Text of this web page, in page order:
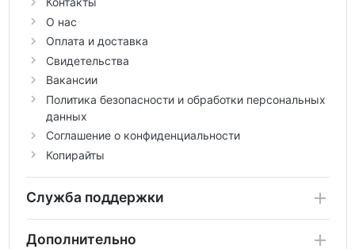
О нас
Оплата и доставка
Свидетельства
Вакансии
Политика безопасности и обработки персональных
данных
Соглашение о конфиденциальности
Копирайты
Служба поддержки
Дополнительно